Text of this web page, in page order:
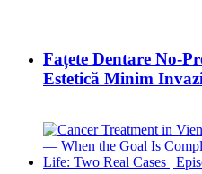
Fațete Dentare No-
Estetică Minim